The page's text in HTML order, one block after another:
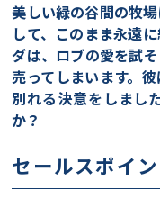
美しい緑の谷間の牧
して、このまま永遠
ダは、ロブの愛を試
売ってしまいます。
別れる決意をしまし
か？
セールスポイ